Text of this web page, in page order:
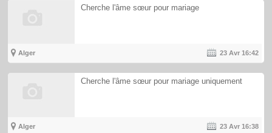
Cherche l'âme sœur pour mariage
Alger 23 Avr16:42
Cherche l'âme sœur pour mariage uniquement
Alger 23 Avr16:38